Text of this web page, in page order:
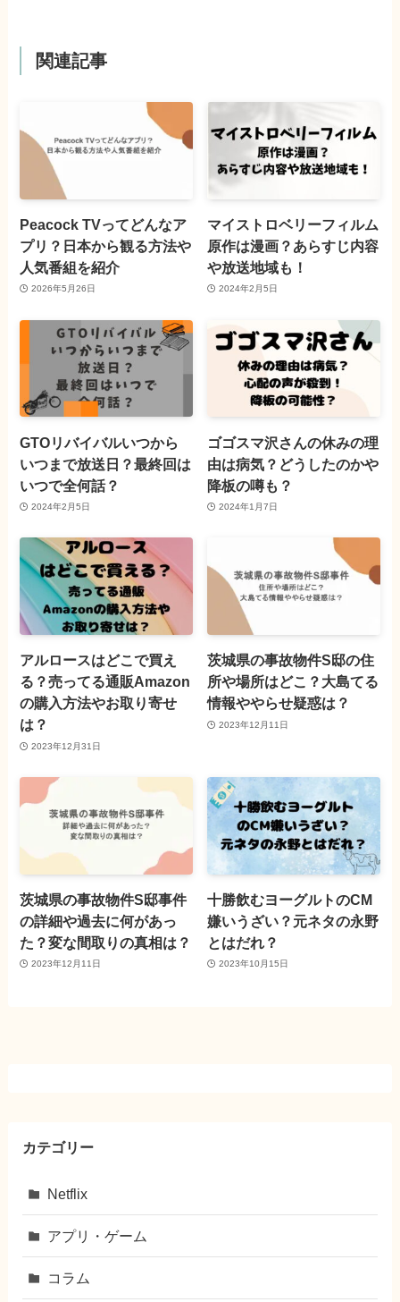
関連記事
Peacock TVってどんなア
プリ？日本から観る方法や
人気番組を紹介
2026年5月26日
マイストロベリーフィルム
原作は漫画？あらすじ内容
や放送地域も！
2024年2月5日
GTOリバイバルいつから
いつまで放送日？最終回は
いつで全何話？
2024年2月5日
ゴゴスマ沢さんの休みの理
由は病気？どうしたのかや
降板の噂も？
2024年1月7日
アルロースはどこで買え
る？売ってる通販Amazon
の購入方法やお取り寄せ
は？
2023年12月31日
茨城県の事故物件S邸の住
所や場所はどこ？大島てる
情報ややらせ疑惑は？
2023年12月11日
茨城県の事故物件S邸事件
の詳細や過去に何があっ
た？変な間取りの真相は？
2023年12月11日
十勝飲むヨーグルトのCM
嫌いうざい？元ネタの永野
とはだれ？
2023年10月15日
カテゴリー
Netflix
アプリ・ゲーム
コラム